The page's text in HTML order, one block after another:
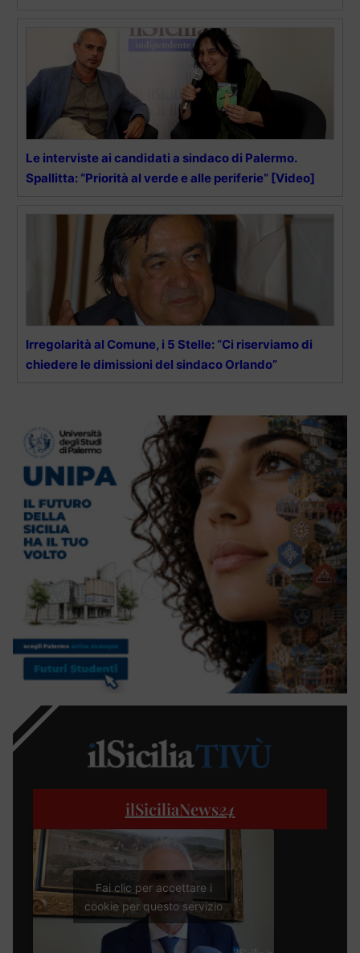
Le interviste ai candidati a sindaco di Palermo.
Spallitta: “Priorità al verde e alle periferie” [Video]
Irregolarità al Comune, i 5 Stelle: “Ci riserviamo di
chiedere le dimissioni del sindaco Orlando”
ilSiciliaNews24
Fai clic per accettare i
cookie per questo servizio